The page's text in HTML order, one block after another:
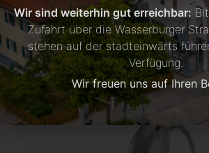
INSYNC SOUND
OPTIMUS
Wir sind weiterhin gut erreichbar:
Zufahrt über die Wasserburger
stehen auf der stadteinwärts
Verfügung.
Wir freuen uns auf Ihren